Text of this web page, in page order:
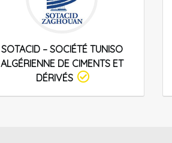
SOTACID – SOCIÉTÉ TUNISO
ALGÉRIENNE DE CIMENTS ET
DÉRIVÉS